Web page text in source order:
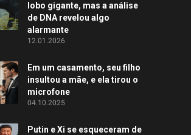
lobo gigante, mas a análise
de DNA revelou algo
alarmante
12.01.2026
Em um casamento, seu filho
insultou a mãe, e ela tirou o
microfone
04.10.2025
Putin e Xi se esqueceram de